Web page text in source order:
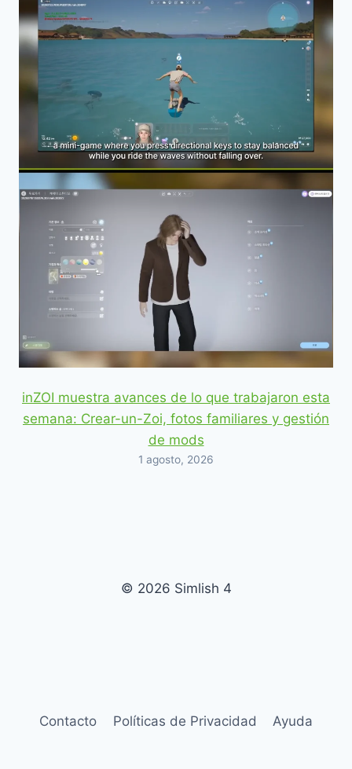
inZOI muestra avances de lo que trabajaron esta
semana: Crear-un-Zoi, fotos familiares y gestión
de mods
1 agosto, 2026
© 2026 Simlish 4
Contacto Políticas de Privacidad Ayuda